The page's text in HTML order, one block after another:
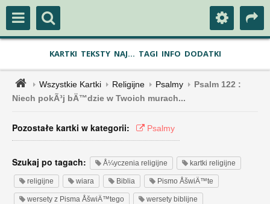
KARTKI TEKSTY NAJ... TAGI INFO DODATKI
Wszystkie Kartki Religijne Psalmy
Psalm 122 :
Niech pokÃ³j bÄ™dzie w Twoich murach...
Pozostałe kartki w kategorii: Psalmy
Szukaj po tagach: Å¼yczenia religijne kartki religijne
religijne wiara Biblia Pismo ÅšwiÄ™te
wersety z Pisma ÅšwiÄ™tego wersety biblijne